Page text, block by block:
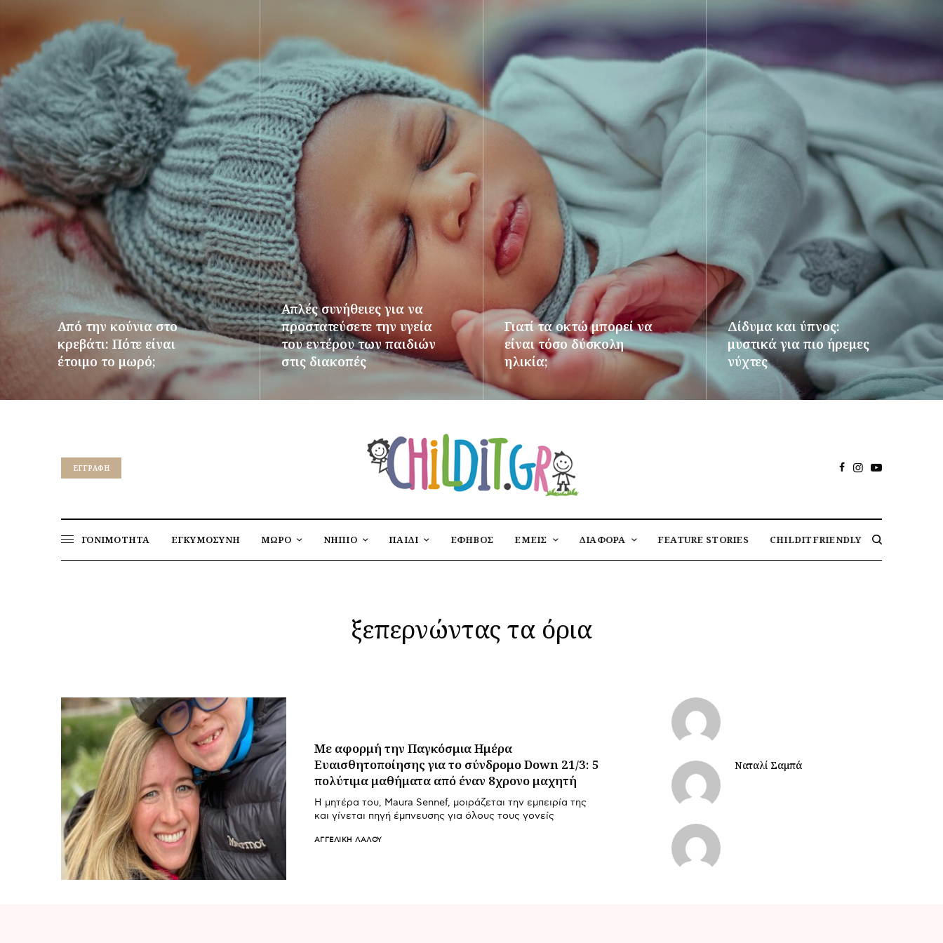
Από την κούνια στο
κρεβάτι: Πότε είναι
έτοιμο το μωρό;
Απλές συνήθειες για να
προστατεύσετε την υγεία
του εντέρου των παιδιών
στις διακοπές
Γιατί τα οκτώ μπορεί να
είναι τόσο δύσκολη
ηλικία;
ΠΕΡΙΣΣΌΤΕΡΑ
Δίδυμα και ύπνος:
μυστικά για πιο ήρεμες
νύχτες
ΠΕΡΙΣΣΌΤΕΡΑ
EΓΓΡΑΦΉ
ΓΟΝΙΜΟΤΗΤΑ ΕΓΚΥΜΟΣΥΝΗ ΜΩΡΟ ΝΗΠΙΟ ΠΑΙΔΙ ΕΦΗΒΟΣ ΕΜΕΙΣ ΔΙΑΦΟΡΑ FEATURE STORIES CHILDITFRIENDLY
ξεπερνώντας τα όρια
Με αφορμή την Παγκόσμια Ημέρα
Ευαισθητοποίησης για το σύνδρομο Down 21/3: 5
πολύτιμα μαθήματα από έναν 8χρονο μαχητή
Η μητέρα του, Maura Sennef, μοιράζεται την εμπειρία της
και γίνεται πηγή έμπνευσης για όλους τους γονείς
ΑΓΓΕΛΙΚΉ ΛΆΛΟΥ
Ναταλί Σαμπά